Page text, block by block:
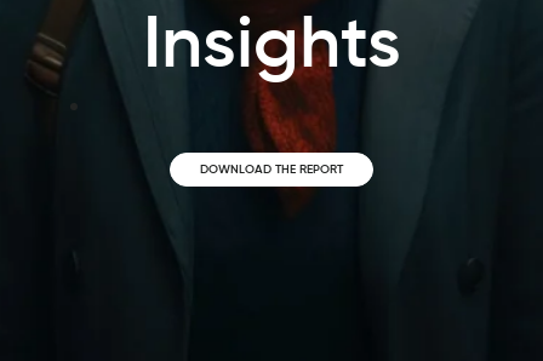
Insights
DOWNLOAD THE REPORT